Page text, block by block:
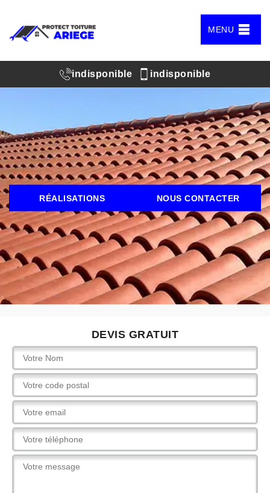
MENU
indisponible indisponible
RÉALISATIONS NOUS CONTACTER
DEVIS GRATUIT